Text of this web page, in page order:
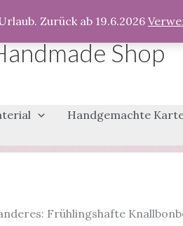
Zurück ab 19.6.2026
Shop
Handgemachte
Frühlingshafte